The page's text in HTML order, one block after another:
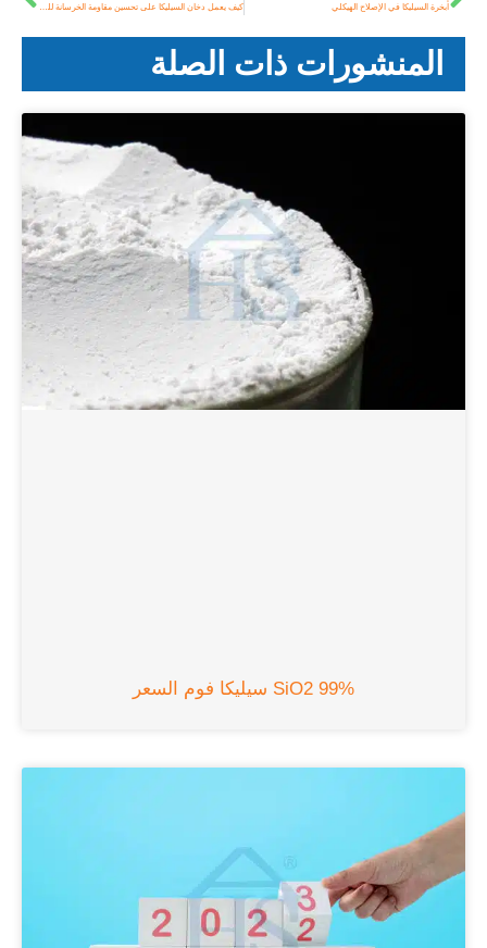
أبخرة السيليكا في الإصلاح الهيكلي كيف يعمل دخان السيليكا على تحسين مقاومة الخرسانة للصقيع?
المنشورات ذات الصلة
99% SiO2 سيليكا فوم السعر